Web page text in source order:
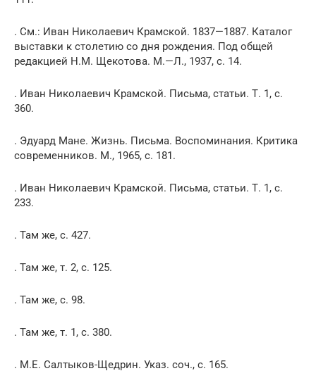
. См.: Иван Николаевич Крамской. 1837—1887. Каталог
выставки к столетию со дня рождения. Под общей
редакцией Н.М. Щекотова. М.—Л., 1937, с. 14.
. Иван Николаевич Крамской. Письма, статьи. Т. 1, с.
360.
. Эдуард Мане. Жизнь. Письма. Воспоминания. Критика
современников. М., 1965, с. 181.
. Иван Николаевич Крамской. Письма, статьи. Т. 1, с.
233.
. Там же, с. 427.
. Там же, т. 2, с. 125.
. Там же, с. 98.
. Там же, т. 1, с. 380.
. М.Е. Салтыков-Щедрин. Указ. соч., с. 165.